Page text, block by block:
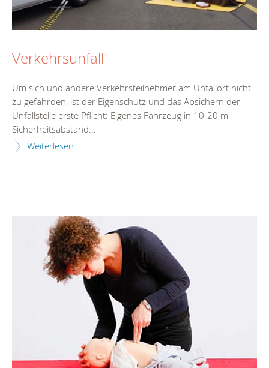
Verkehrsunfall
Um sich und andere Verkehrsteilnehmer am Unfallort nicht
zu gefährden, ist der Eigenschutz und das Absichern der
Unfallstelle erste Pflicht: Eigenes Fahrzeug in 10-20 m
Sicherheitsabstand...
Weiterlesen